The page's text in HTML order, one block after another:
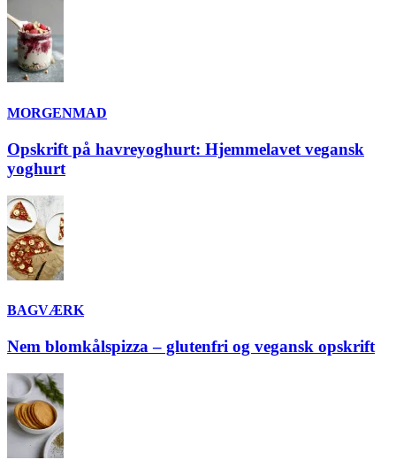
MORGENMAD
Opskrift på havreyoghurt: Hjemmelavet vegansk
yoghurt
BAGVÆRK
Nem blomkålspizza – glutenfri og vegansk opskrift